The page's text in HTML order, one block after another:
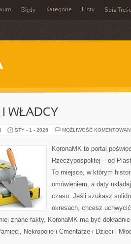
Błędy Kategorie Listy Spis
I WŁADCY
STY - 1 - 2026 MOŻLIWOŚĆ
KoronaMK to portal
Rzeczypospolitej – od
To miejsce, w którym
omówieniem, a daty
czasu. Jeśli szukasz
okresach, chcesz
znane fakty, KoronaMK ma być
Nekropolie i Cmentarze i Dzieci i